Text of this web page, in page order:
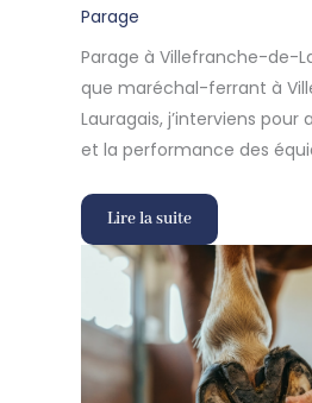
Parage
Parage à Villefranche-de-
que maréchal-ferrant à
Lauragais, j’interviens pour
et la performance des
Lire la suite